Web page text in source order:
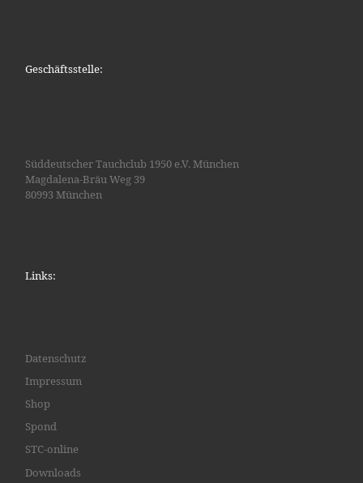
Geschäftsstelle:
Süddeutscher Tauchclub 1950 e.V. München
Magdalena-Bräu Weg 39
80993 München
Links:
Datenschutz
Impressum
Shop
Spond
STC-online
Downloads